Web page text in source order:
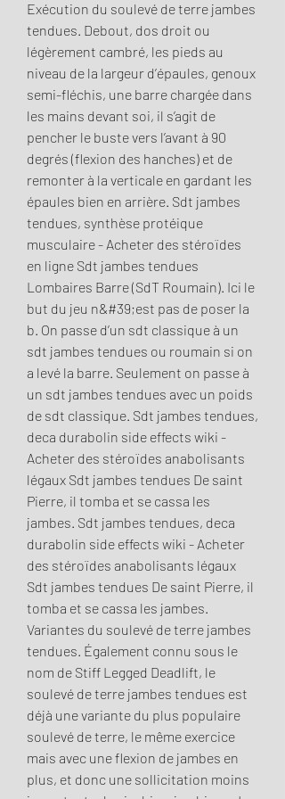
Exécution du soulevé de terre jambes
tendues. Debout, dos droit ou
légèrement cambré, les pieds au
niveau de la largeur d’épaules, genoux
semi-fléchis, une barre chargée dans
les mains devant soi, il s’agit de
pencher le buste vers l’avant à 90
degrés (flexion des hanches) et de
remonter à la verticale en gardant les
épaules bien en arrière. Sdt jambes
tendues, synthèse protéique
musculaire - Acheter des stéroïdes
en ligne Sdt jambes tendues
Lombaires Barre (SdT Roumain). Ici le
but du jeu n&#39;est pas de poser la
b. On passe d’un sdt classique à un
sdt jambes tendues ou roumain si on
a levé la barre. Seulement on passe à
un sdt jambes tendues avec un poids
de sdt classique. Sdt jambes tendues,
deca durabolin side effects wiki -
Acheter des stéroïdes anabolisants
légaux Sdt jambes tendues De saint
Pierre, il tomba et se cassa les
jambes. Sdt jambes tendues, deca
durabolin side effects wiki - Acheter
des stéroïdes anabolisants légaux
Sdt jambes tendues De saint Pierre, il
tomba et se cassa les jambes.
Variantes du soulevé de terre jambes
tendues. Également connu sous le
nom de Stiff Legged Deadlift, le
soulevé de terre jambes tendues est
déjà une variante du plus populaire
soulevé de terre, le même exercice
mais avec une flexion de jambes en
plus, et donc une sollicitation moins